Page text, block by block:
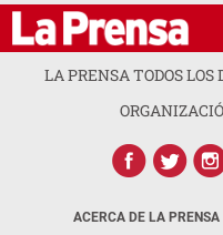
LA PRENSA TODOS LOS
ACERCA DE LA PRENSA